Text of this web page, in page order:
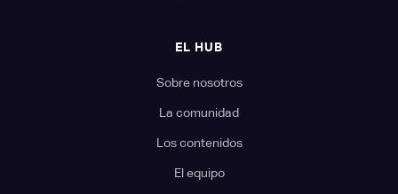
EL HUB
Sobre nosotros
La comunidad
Los contenidos
El equipo